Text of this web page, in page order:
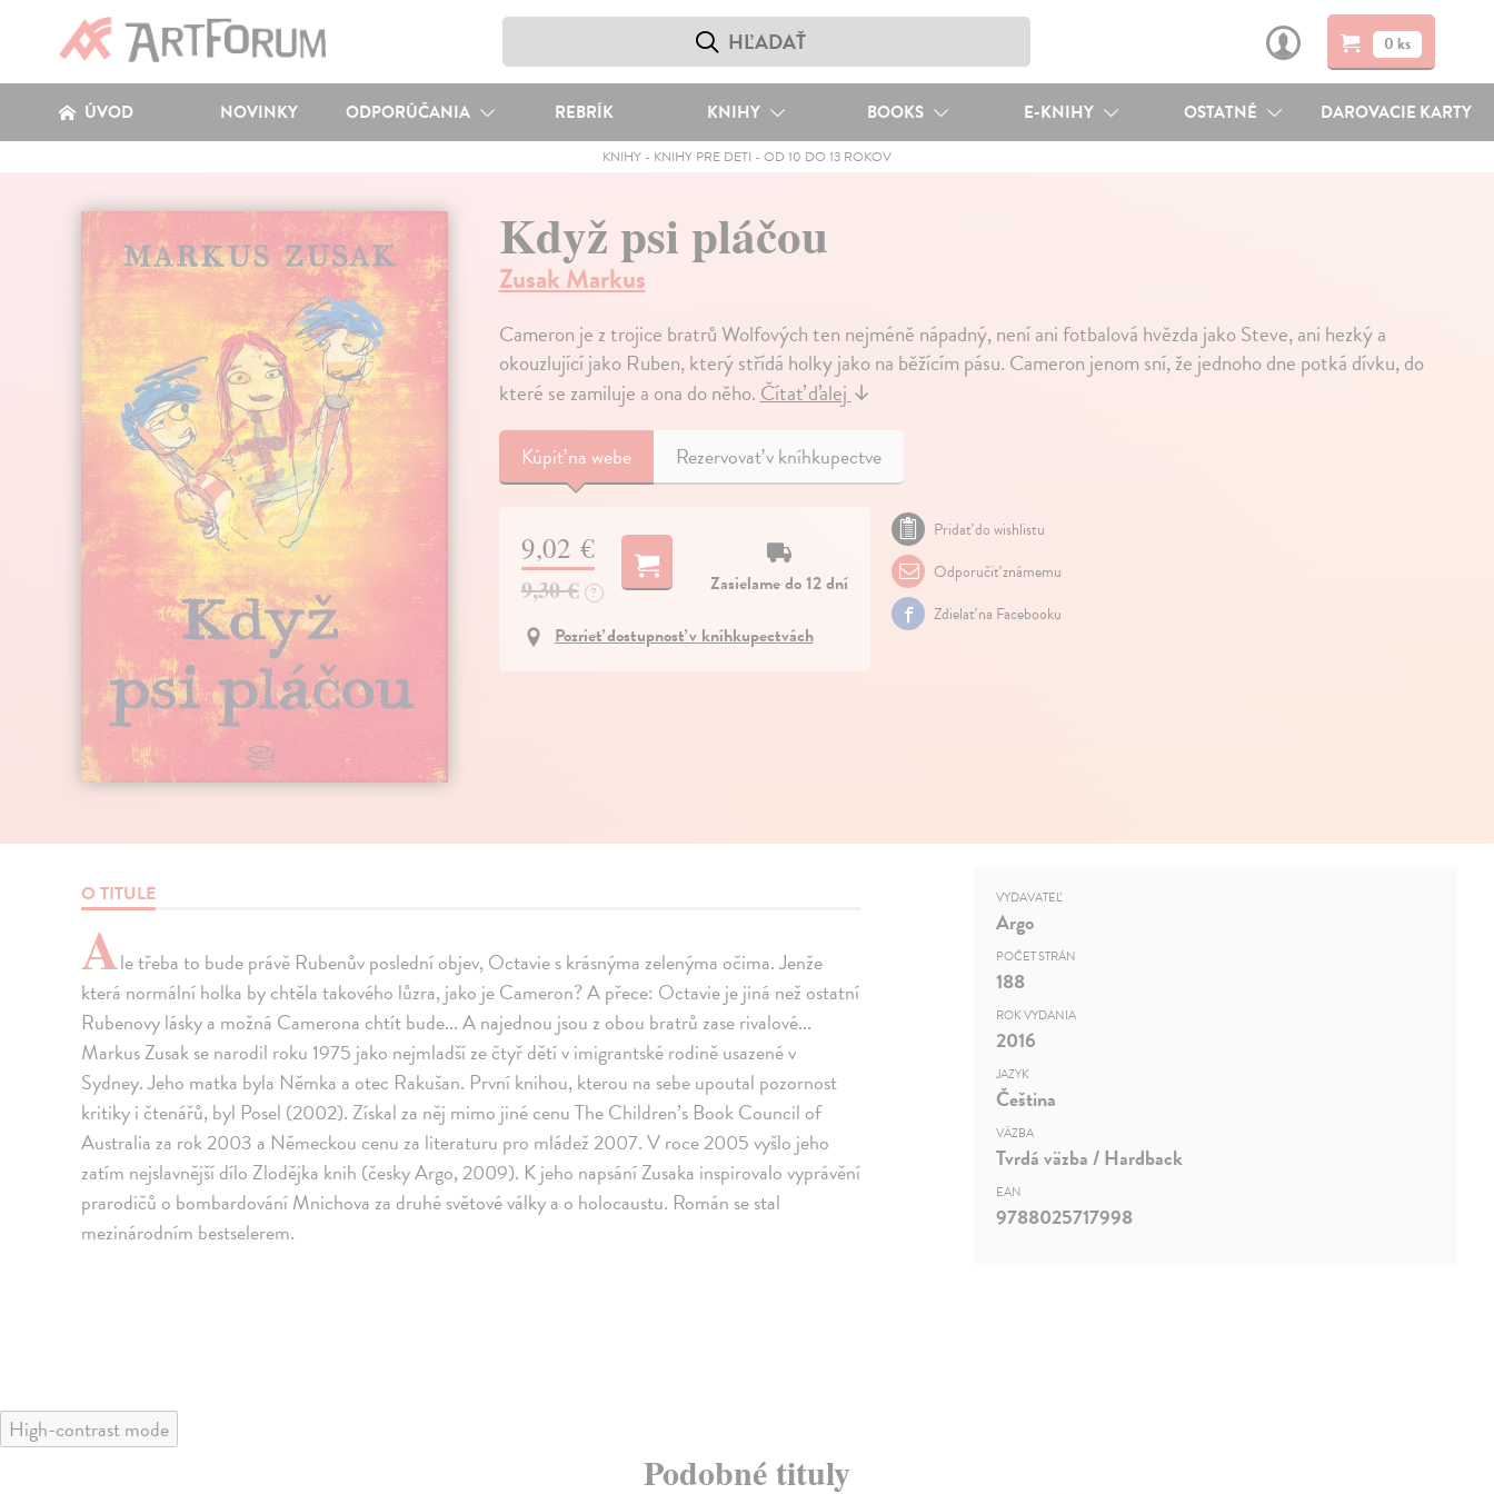
0 ks
ÚVOD NOVINKY ODPORÚČANIA REBRÍK KNIHY BOOKS E-KNIHY OSTATNÉ DAROVACIE KARTY
KNIHY- KNIHY PRE DETI - OD 10 DO 13 ROKOV
Když psi pláčou
Zusak Markus
Cameron je z trojice bratrů Wolfových ten nejméně nápadný, není ani fotbalová hvězda jako Steve, ani hezký a
okouzlující jako Ruben, který střídá holky jako na běžícím pásu. Cameron jenom sní, že jednoho dne potká dívku, do
které se zamiluje a ona do něho.Čítať ďalej↓
Kúpiťna webe Rezervovať v kníhkupectve
9,02 €
9,30 € ?
Zasielame do 12 dní
Pozrieť dostupnosť v kníhkupectvách
Pridať do wishlistu
Odporučiť známemu
Zdielať na Facebooku
O TITULE
Ale třeba to bude právě Rubenův poslední objev, Octavie s krásnýma zelenýma očima. Jenže
která normální holka by chtěla takového lůzra, jako je Cameron? A přece: Octavie je jiná než ostatní
Rubenovy lásky a možná Camerona chtít bude... A najednou jsou z obou bratrů zase rivalové...
Markus Zusak se narodil roku 1975 jako nejmladší ze čtyř dětí v imigrantské rodině usazené v
Sydney. Jeho matka byla Němka a otec Rakušan. První knihou, kterou na sebe upoutal pozornost
kritiky i čtenářů, byl Posel (2002). Získal za něj mimo jiné cenu The Children’s Book Council of
Australia za rok 2003 a Německou cenu za literaturu pro mládež 2007. V roce 2005 vyšlo jeho
zatím nejslavnější dílo Zlodějka knih (česky Argo, 2009). K jeho napsání Zusaka inspirovalo vyprávění
prarodičů o bombardování Mnichova za druhé světové války a o holocaustu. Román se stal
mezinárodním bestselerem.
VYDAVATEĽ
Argo
POČET STRÁN
188
ROK VYDANIA
2016
JAZYK
Čeština
VÄZBA
Tvrdá väzba / Hardback
EAN
9788025717998
High-contrast mode
Podobné tituly